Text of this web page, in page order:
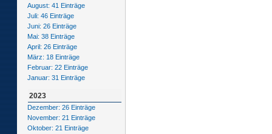
August: 41 Einträge
Juli: 46 Einträge
Juni: 26 Einträge
Mai: 38 Einträge
April: 26 Einträge
März: 18 Einträge
Februar: 22 Einträge
Januar: 31 Einträge
2023
Dezember: 26 Einträge
November: 21 Einträge
Oktober: 21 Einträge